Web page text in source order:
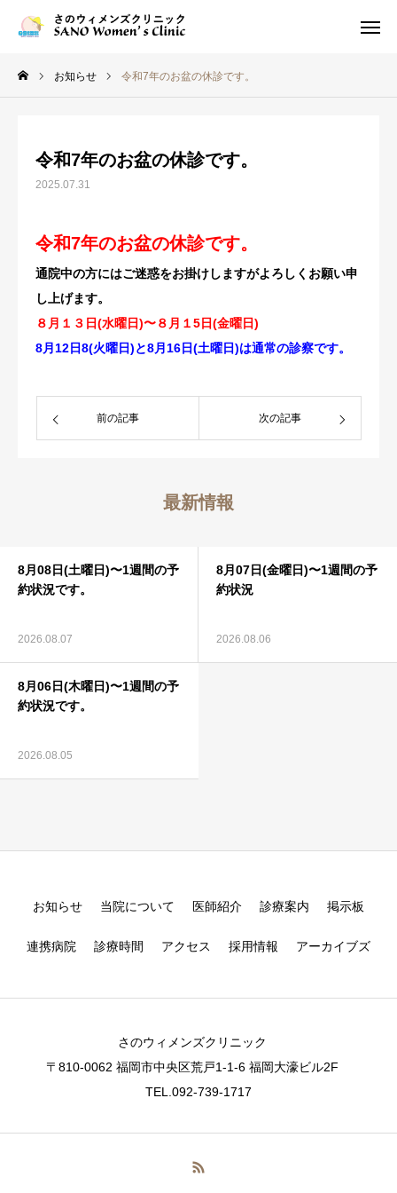
お知らせ 令和7年のお盆の休診です。
令和7年のお盆の休診です。
2025.07.31
令和7年のお盆の休診です。
通院中の方にはご迷惑をお掛けしますがよろしくお願い申
し上げます。
８月１３日(水曜日)〜８月１5日(金曜日)
8月12日8(火曜日)と8月16日(土曜日)は通常の診察です。
前の記事 次の記事
最新情報
8月08日(土曜日)〜1週間の予
約状況です。
2026.08.07
8月07日(金曜日)〜1週間の予
約状況
2026.08.06
8月06日(木曜日)〜1週間の予
約状況です。
2026.08.05
お知らせ 当院について 医師紹介 診療案内 掲示板
連携病院 診療時間 アクセス 採用情報 アーカイブズ
さのウィメンズクリニック
〒810-0062 福岡市中央区荒戸1-1-6 福岡大濠ビル2F
TEL.092-739-1717
診療時間
診療案内
掲示板
アクセス